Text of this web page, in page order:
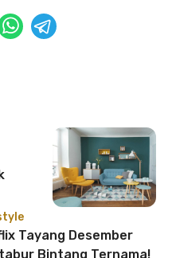
Tayang Desember
Bintang Ternama!